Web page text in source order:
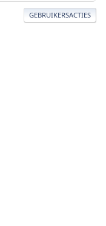
GEBRUIKERSACTIES